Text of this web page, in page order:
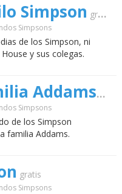
Simpson gratis
Simpsons
de los Simpson, ni
y sus colegas.
Simpson familia Addamsgratis
Simpsons
de los Simpson
familia Addams.
gratis
Simpsons